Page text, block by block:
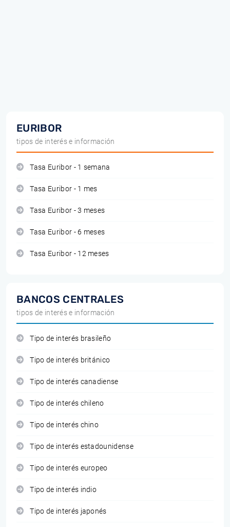
EURIBOR
tipos de interés e información
Tasa Euribor - 1 semana
Tasa Euribor - 1 mes
Tasa Euribor - 3 meses
Tasa Euribor - 6 meses
Tasa Euribor - 12 meses
BANCOS CENTRALES
tipos de interés e información
Tipo de interés brasileño
Tipo de interés británico
Tipo de interés canadiense
Tipo de interés chileno
Tipo de interés chino
Tipo de interés estadounidense
Tipo de interés europeo
Tipo de interés indio
Tipo de interés japonés